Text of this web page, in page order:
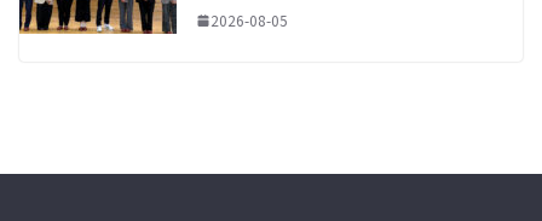
2026-08-05